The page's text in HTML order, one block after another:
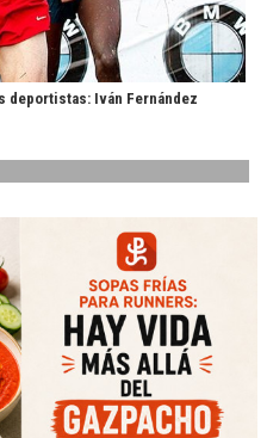
deportistas: Iván Fernández